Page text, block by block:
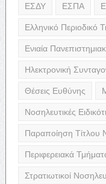
ΕΣΔΥ ΕΣΠΑ
Ελληνικό Περιοδικό
Ενιαία
Ηλεκτρονική
Θέσεις Ευθύνης
Νοσηλευτικές
Παραποίηση Τίτλου
Περιφερειακά
Στρατιωτικοί